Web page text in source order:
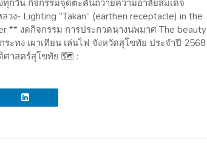
ทุกวัน กิจกรรมจุดตะคันถวายความอาลัยสมเด็จ
- Lighting “Takan” (earthen receptacle) in the
** งดกิจกรรม การประกวดนางนพมาศ The beauty
ะทง เผาเทียน เล่นไฟ จังหวัดสุโขทัย ประจำปี 2568
ศาสตร์สุโขทัย 🗺️ :